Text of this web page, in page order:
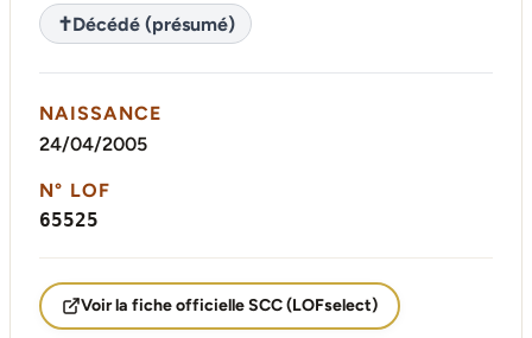
✝Décédé (présumé)
NAISSANCE
24/04/2005
N° LOF
65525
Voir la fiche officielle SCC (LOFselect)